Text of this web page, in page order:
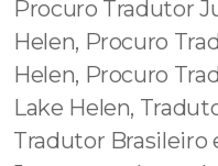
Procuro Tradutor
Helen, Procuro
Helen, Procuro
Lake Helen,
Tradutor Brasileiro